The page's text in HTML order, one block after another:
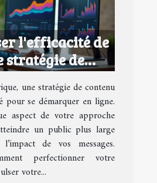
l'efficacité de
stratégie de
numérique
une stratégie de contenu
pour se démarquer en ligne.
aspect de votre approche
un public plus large
de vos messages.
perfectionner votre
votre...